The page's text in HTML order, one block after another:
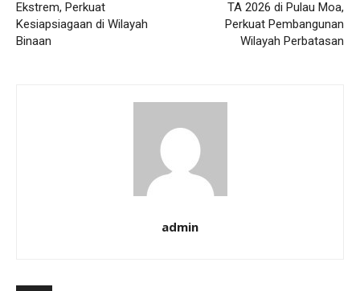
Ekstrem, Perkuat
Kesiapsiagaan di Wilayah
Binaan
TA 2026 di Pulau Moa,
Perkuat Pembangunan
Wilayah Perbatasan
admin